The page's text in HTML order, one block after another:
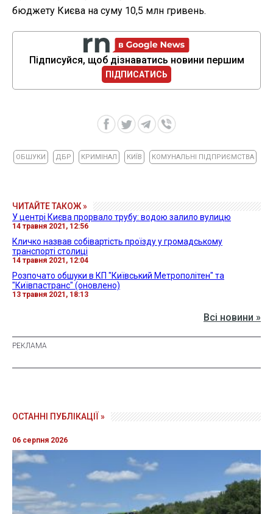
бюджету Києва на суму 10,5 млн гривень.
Підписуйся, щоб дізнаватись новини першим
ПІДПИСАТИСЬ
ОБШУКИ ДБР КРИМІНАЛ КИЇВ КОМУНАЛЬНІ ПІДПРИЄМСТВА
ЧИТАЙТЕ ТАКОЖ »
У центрі Києва прорвало трубу: водою залило вулицю
14 травня 2021, 12:56
Кличко назвав собівартість проїзду у громадському
транспорті столиці
14 травня 2021, 12:04
Розпочато обшуки в КП "Київський Метрополітен" та
"Київпастранс" (оновлено)
13 травня 2021, 18:13
Всі новини »
ОСТАННІ ПУБЛІКАЦІЇ »
06 серпня 2026